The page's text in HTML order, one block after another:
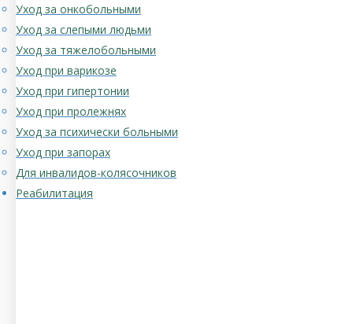
Уход за онкобольными
Уход за слепыми людьми
Уход за тяжелобольными
Уход при варикозе
Уход при гипертонии
Уход при пролежнях
Уход за психически больными
Уход при запорах
Для инвалидов-колясочников
Реабилитация